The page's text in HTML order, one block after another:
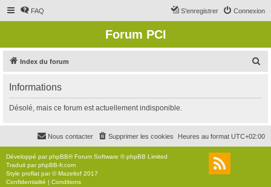
FAQ Connexion
S’enregistrer
Forum PCI
Index du forum
r
c
Informations
Désolé, mais ce forum est actuellement indisponible.
Heures au format UTC+02:00
Supprimer les cookies
Nous contacter
Développé parphpBB® Forum Software © phpBB Limited
Traduit parphpBB-fr.com
Style proflat par ©Mazeltof 2017
Confidentialité | Conditions